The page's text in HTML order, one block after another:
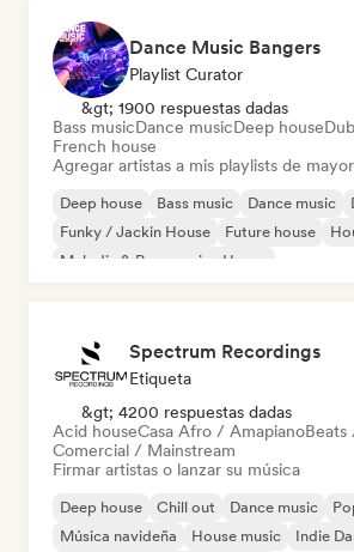
Dance Music Bangers
Playlist Curator
&gt; 1900 respuestas dadas
Bass musicDance musicDeep house
French house
Agregar artistas a mis playlists de
Deep house Bass music Dance music
Funky / Jackin House
Future house
Melodic & Progressive House
Spectrum Recordings
Etiqueta
&gt; 4200 respuestas dadas
Acid houseCasa Afro / Amapiano
Comercial / Mainstream
Firmar artistas o lanzar su música
Deep house Chill out Dance music
Música navideña
House music
Indie